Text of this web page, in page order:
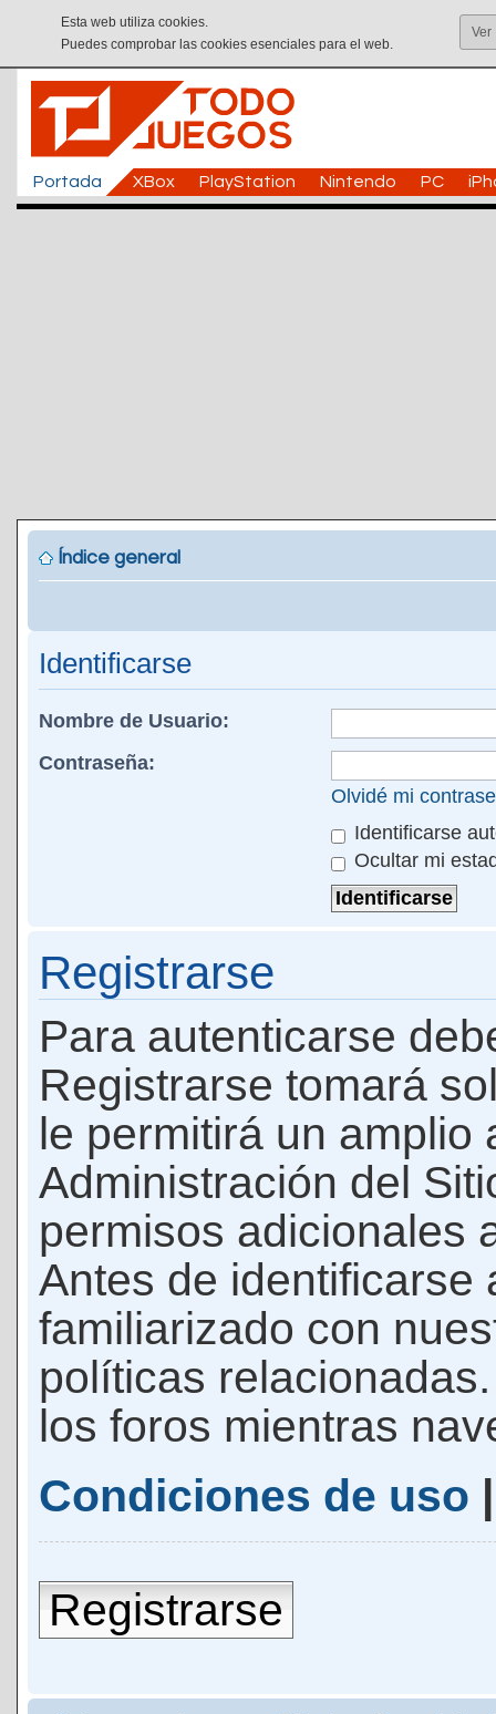
Esta web utiliza cookies.
Puedes comprobar las cookies esenciales para el web.
Ver
Portada XBox PlayStation Nintendo PC
Índice general
Identificarse
Nombre de Usuario:
Contraseña:
Olvidé mi
Identificarse
Ocultar mi
Registrarse
Para autenticarse
Registrarse tomará
le permitirá un amplio
Administración del
permisos adicionales
Antes de identificarse
familiarizado con
políticas
los foros mientras
Condiciones de uso
Registrarse